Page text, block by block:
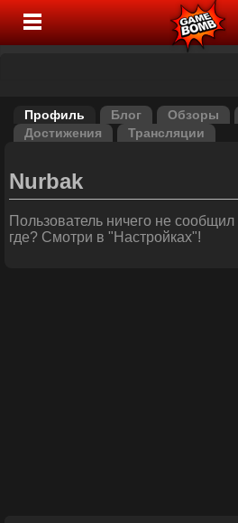
Профиль Блог Обзоры
Достижения
Трансляции
Nurbak
Пользователь ничего не
где? Смотри в "Настройках"!